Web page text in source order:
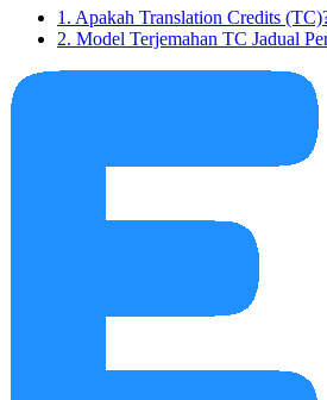
1. Apakah Translation Credits
2. Model Terjemahan TC Jadual